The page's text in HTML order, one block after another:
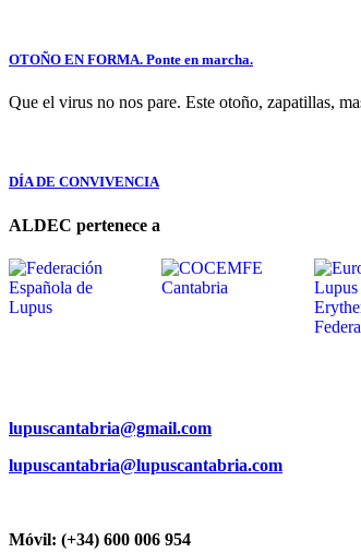
OTOÑO EN FORMA. Ponte en marcha.
Que el virus no nos pare. Este otoño, zapatillas,
DÍA DE CONVIVENCIA
ALDEC pertenece a
lupuscantabria@gmail.com
lupuscantabria@lupuscantabria.com
Móvil: (+34) 600 006 954